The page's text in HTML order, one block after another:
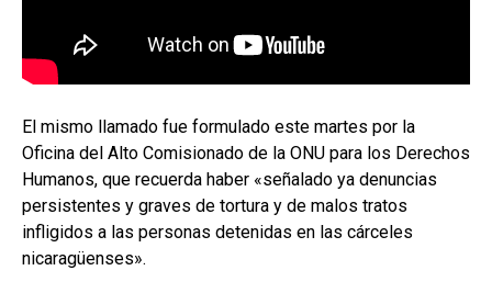
El mismo llamado fue formulado este martes por la
Oficina del Alto Comisionado de la ONU para los Derechos
Humanos, que recuerda haber «señalado ya denuncias
persistentes y graves de tortura y de malos tratos
infligidos a las personas detenidas en las cárceles
nicaragüenses».